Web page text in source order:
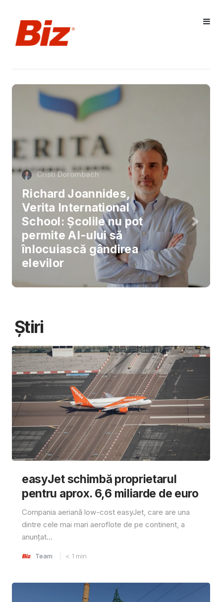
Cristi Dorombach
Richard Joannides,
Verita International
School: Școlile nu pot
permite AI-ului să
înlocuiască gândirea
elevilor
Știri
easyJet schimbă proprietarul
pentru aprox. 6,6 miliarde de euro
Compania aeriană low-cost easyJet, care are una
dintre cele mai mari aeroflote de pe continent, a
anunțat...
Team < 1 min